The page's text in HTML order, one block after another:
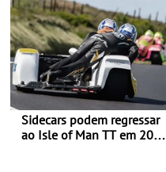
Categorias Adventure -
Vitória na Ultimate, Core e
Lite
Sidecars podem regressar
ao Isle of Man TT em 2027